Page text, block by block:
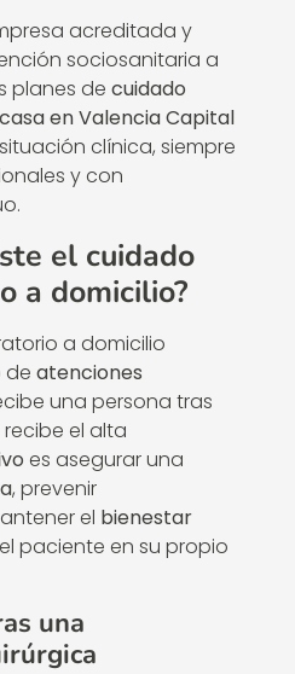
acreditada y
sociosanitaria a
planes de cuidado
en Valencia Capital
clínica, siempre
y con
el cuidado
a domicilio?
a domicilio
de atenciones
una persona tras
el alta
es asegurar una
, prevenir
el bienestar
paciente en su propio
una